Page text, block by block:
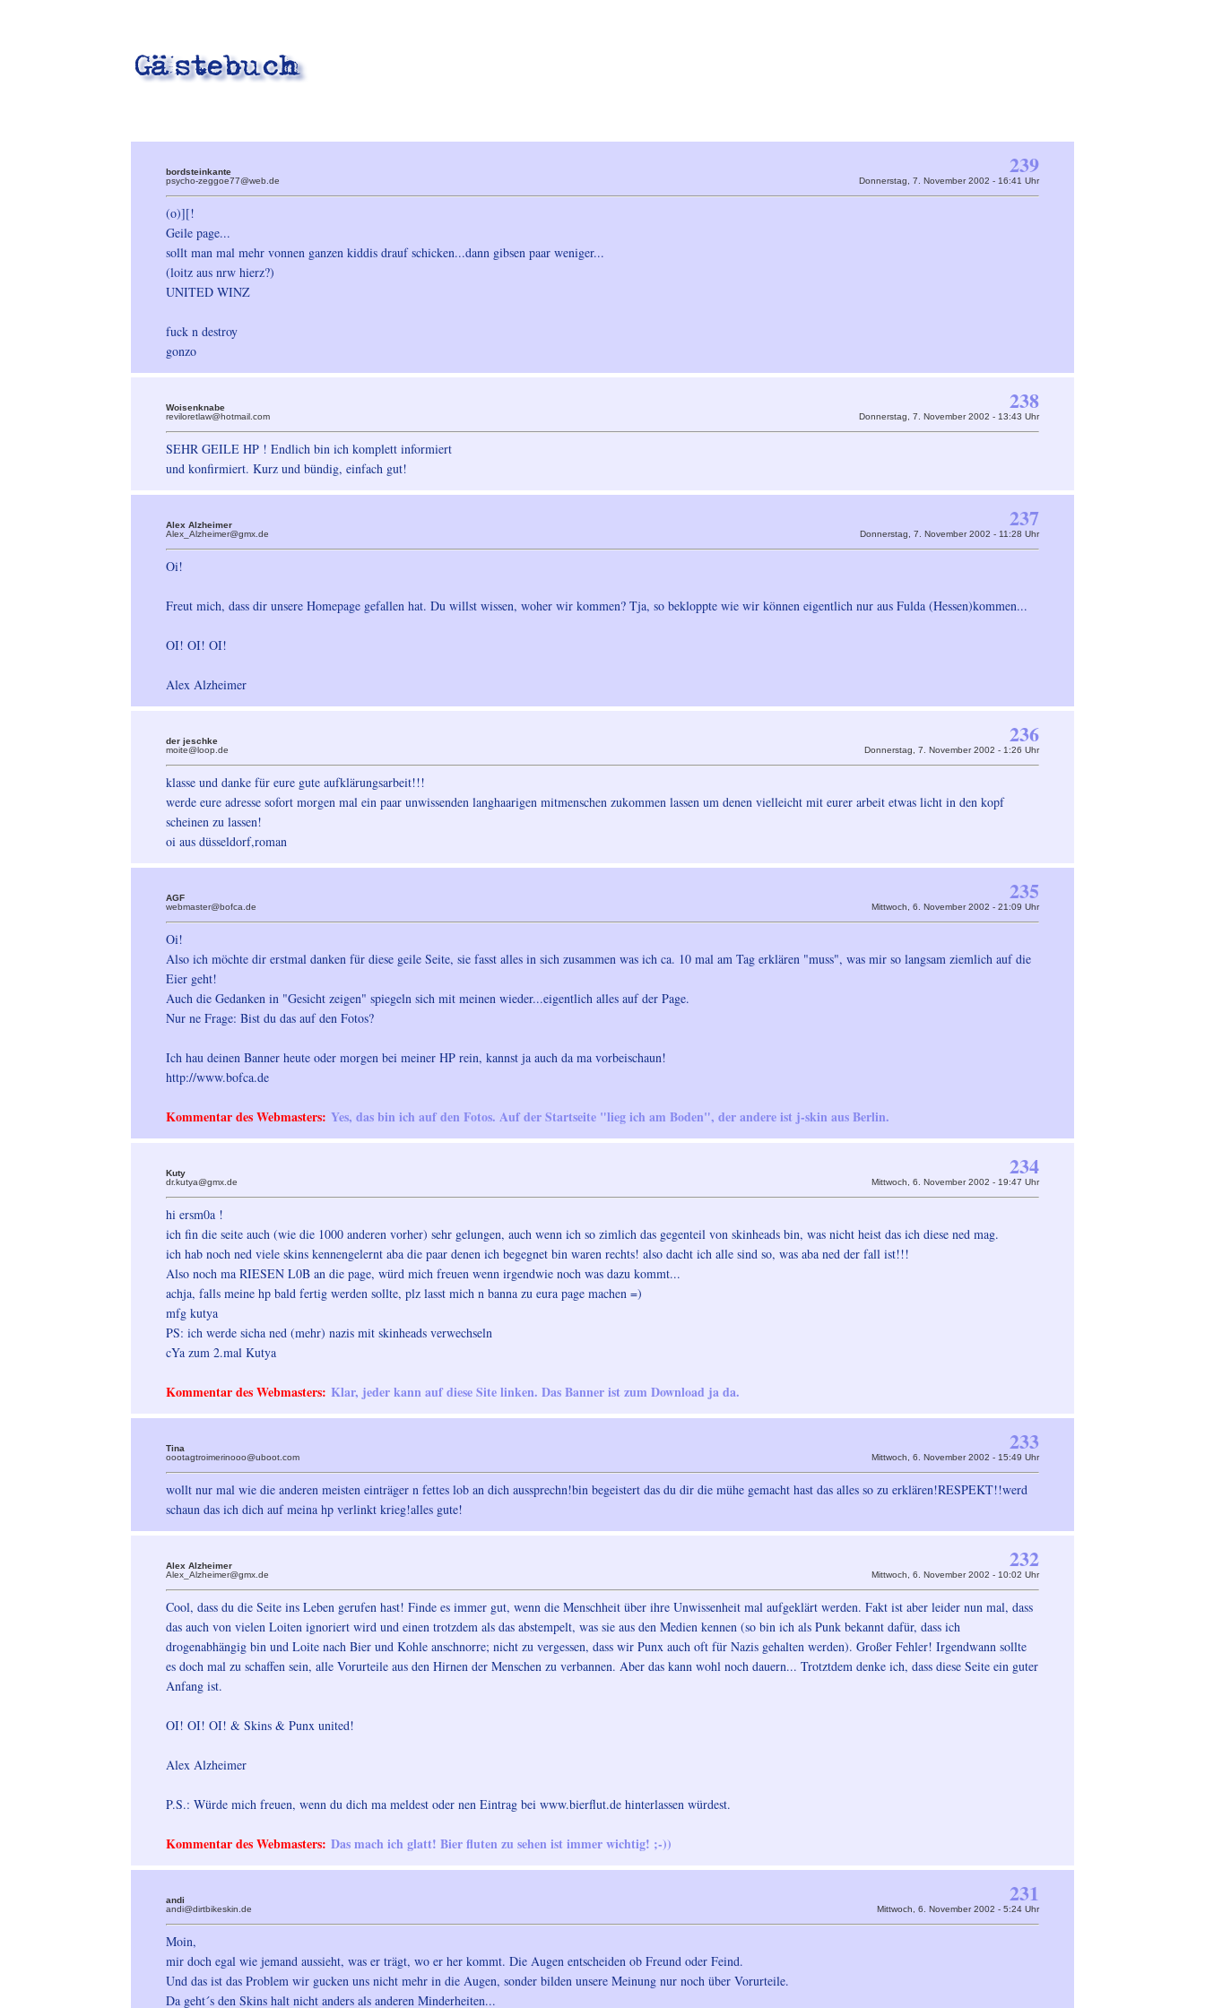
bordsteinkante
psycho-zeggoe77@web.de
239
Donnerstag, 7. November 2002 - 16:41 Uhr
(o)][!
Geile page...
sollt man mal mehr vonnen ganzen kiddis drauf schicken...dann gibsen paar weniger...
(loitz aus nrw hierz?)
UNITED WINZ
fuck n destroy
gonzo
Woisenknabe
reviloretlaw@hotmail.com
238
Donnerstag, 7. November 2002 - 13:43 Uhr
SEHR GEILE HP ! Endlich bin ich komplett informiert
und konfirmiert. Kurz und bündig, einfach gut!
Alex Alzheimer
Alex_Alzheimer@gmx.de
237
Donnerstag, 7. November 2002 - 11:28 Uhr
Oi!
Freut mich, dass dir unsere Homepage gefallen hat. Du willst wissen, woher wir kommen? Tja, so bekloppte wie wir können eigentlich nur aus Fulda (Hessen)kommen...
OI! OI! OI!
Alex Alzheimer
der jeschke
moite@loop.de
236
Donnerstag, 7. November 2002 - 1:26 Uhr
klasse und danke für eure gute aufklärungsarbeit!!!
werde eure adresse sofort morgen mal ein paar unwissenden langhaarigen mitmenschen zukommen lassen um denen vielleicht mit eurer arbeit etwas licht in den kopf
scheinen zu lassen!
oi aus düsseldorf,roman
AGF
webmaster@bofca.de
235
Mittwoch, 6. November 2002 - 21:09 Uhr
Oi!
Also ich möchte dir erstmal danken für diese geile Seite, sie fasst alles in sich zusammen was ich ca. 10 mal am Tag erklären "muss", was mir so langsam ziemlich auf die
Eier geht!
Auch die Gedanken in "Gesicht zeigen" spiegeln sich mit meinen wieder...eigentlich alles auf der Page.
Nur ne Frage: Bist du das auf den Fotos?
Ich hau deinen Banner heute oder morgen bei meiner HP rein, kannst ja auch da ma vorbeischaun!
http://www.bofca.de
Kommentar des Webmasters: Yes, das bin ich auf den Fotos. Auf der Startseite "lieg ich am Boden", der andere ist j-skin aus Berlin.
Kuty
dr.kutya@gmx.de
234
Mittwoch, 6. November 2002 - 19:47 Uhr
hi ersm0a !
ich fin die seite auch (wie die 1000 anderen vorher) sehr gelungen, auch wenn ich so zimlich das gegenteil von skinheads bin, was nicht heist das ich diese ned mag.
ich hab noch ned viele skins kennengelernt aba die paar denen ich begegnet bin waren rechts! also dacht ich alle sind so, was aba ned der fall ist!!!
Also noch ma RIESEN L0B an die page, würd mich freuen wenn irgendwie noch was dazu kommt...
achja, falls meine hp bald fertig werden sollte, plz lasst mich n banna zu eura page machen =)
mfg kutya
PS: ich werde sicha ned (mehr) nazis mit skinheads verwechseln
cYa zum 2.mal Kutya
Kommentar des Webmasters: Klar, jeder kann auf diese Site linken. Das Banner ist zum Download ja da.
Tina
oootagtroimerinooo@uboot.com
233
Mittwoch, 6. November 2002 - 15:49 Uhr
wollt nur mal wie die anderen meisten einträger n fettes lob an dich aussprechn!bin begeistert das du dir die mühe gemacht hast das alles so zu erklären!RESPEKT!!werd
schaun das ich dich auf meina hp verlinkt krieg!alles gute!
Alex Alzheimer
Alex_Alzheimer@gmx.de
232
Mittwoch, 6. November 2002 - 10:02 Uhr
Cool, dass du die Seite ins Leben gerufen hast! Finde es immer gut, wenn die Menschheit über ihre Unwissenheit mal aufgeklärt werden. Fakt ist aber leider nun mal, dass
das auch von vielen Loiten ignoriert wird und einen trotzdem als das abstempelt, was sie aus den Medien kennen (so bin ich als Punk bekannt dafür, dass ich
drogenabhängig bin und Loite nach Bier und Kohle anschnorre; nicht zu vergessen, dass wir Punx auch oft für Nazis gehalten werden). Großer Fehler! Irgendwann sollte
es doch mal zu schaffen sein, alle Vorurteile aus den Hirnen der Menschen zu verbannen. Aber das kann wohl noch dauern... Trotztdem denke ich, dass diese Seite ein guter
Anfang ist.
OI! OI! OI! & Skins & Punx united!
Alex Alzheimer
P.S.: Würde mich freuen, wenn du dich ma meldest oder nen Eintrag bei www.bierflut.de hinterlassen würdest.
Kommentar des Webmasters: Das mach ich glatt! Bier fluten zu sehen ist immer wichtig! ;-))
andi
andi@dirtbikeskin.de
231
Mittwoch, 6. November 2002 - 5:24 Uhr
Moin,
mir doch egal wie jemand aussieht, was er trägt, wo er her kommt. Die Augen entscheiden ob Freund oder Feind.
Und das ist das Problem wir gucken uns nicht mehr in die Augen, sonder bilden unsere Meinung nur noch über Vorurteile.
Da geht´s den Skins halt nicht anders als anderen Minderheiten...